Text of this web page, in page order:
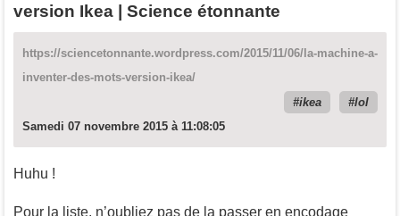
version Ikea | Science étonnante
https://sciencetonnante.wordpress.com/2015/11/06/la-machine-a-
inventer-des-mots-version-ikea/
ikea
lol
Samedi 07 novembre 2015 à 11:08:05
Huhu !
Pour la liste, n’oubliez pas de la passer en encodage